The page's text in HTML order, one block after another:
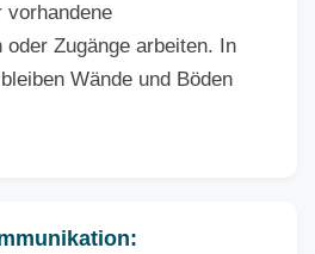
vorhandene
oder Zugänge arbeiten. In
Wände und Böden